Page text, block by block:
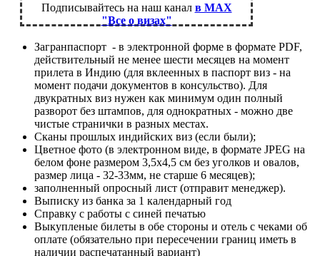
Подписывайтесь на наш канал в MAX
"Все о визах"
Загранпаспорт - в электронной форме в формате PDF,
действительный не менее шести месяцев на момент
прилета в Индию (для вклеенных в паспорт виз - на
момент подачи документов в консульство). Для
двукратных виз нужен как минимум один полный
разворот без штампов, для однократных - можно две
чистые странички в разных местах.
Сканы прошлых индийских виз (если были);
Цветное фото (в электронном виде, в формате JPEG на
белом фоне размером 3,5х4,5 см без уголков и овалов,
размер лица - 32-33мм, не старше 6 месяцев);
заполненный опросный лист (отправит менеджер).
Выписку из банка за 1 календарный год
Справку с работы с синей печатью
Выкупленые билеты в обе стороны и отель с чеками об
оплате (обязательно при пересечении границ иметь в
наличии распечатанный вариант)